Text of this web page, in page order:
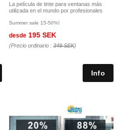
La película de tinte para ventanas más
utilizada en el mundo por profesionales
Summer sale 15-50%!
desde 195 SEK
(Precio ordinario : 349 SEK)